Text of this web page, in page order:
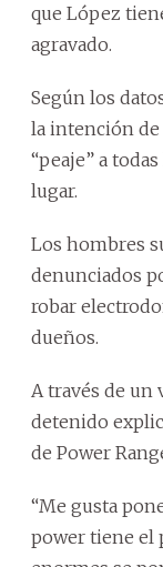
que López
agravado.
Según los
la intención
“peaje” a
lugar.
Los hombres
denunciados
robar
dueños.
A través de un
detenido
de Power
“Me gusta
power tiene el